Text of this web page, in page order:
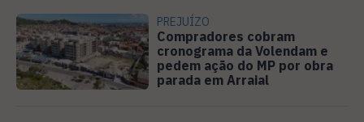
PREJUÍZO
Compradores cobram
cronograma da Volendam e
pedem ação do MP por obra
parada em Arraial